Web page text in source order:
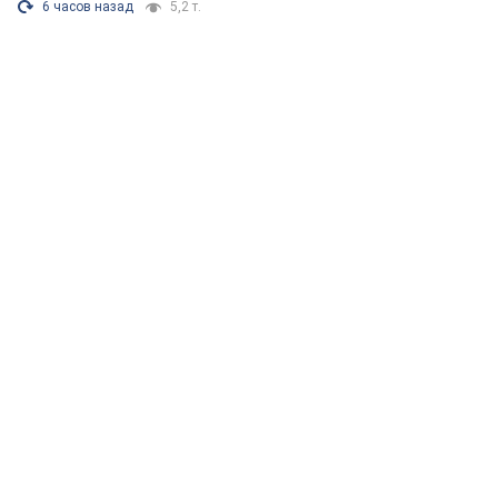
6 часов назад 5,2 т.